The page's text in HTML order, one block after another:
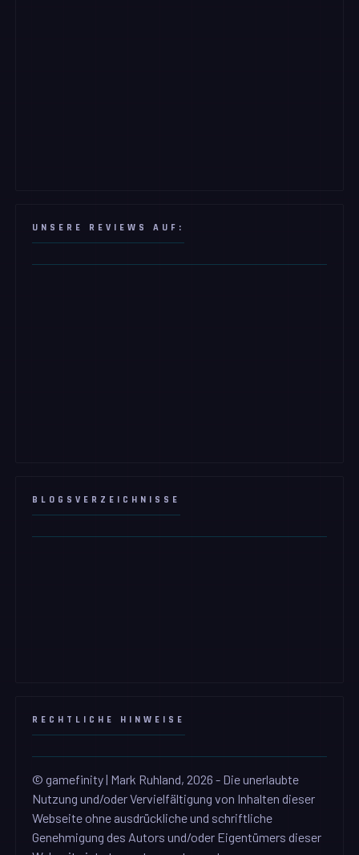
UNSERE REVIEWS AUF:
BLOGSVERZEICHNISSE
RECHTLICHE HINWEISE
© gamefinity | Mark Ruhland, 2026 - Die unerlaubte
Nutzung und/oder Vervielfältigung von Inhalten dieser
Webseite ohne ausdrückliche und schriftliche
Genehmigung des Autors und/oder Eigentümers dieser